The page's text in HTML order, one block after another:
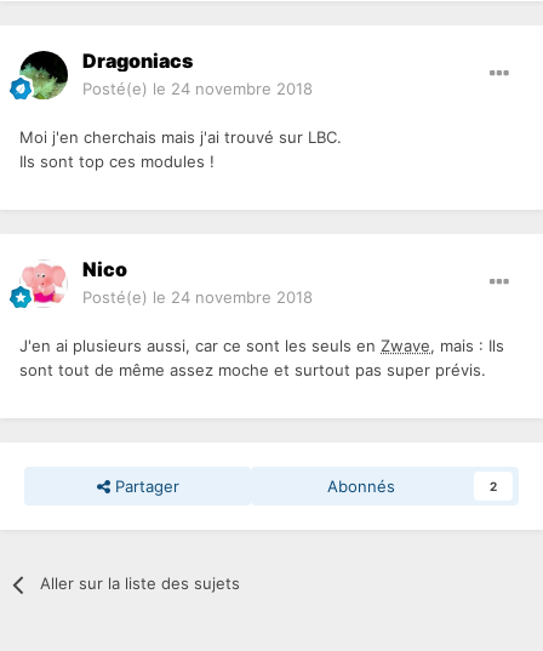
Dragoniacs
Posté(e) le 24 novembre 2018
Moi j'en cherchais mais j'ai trouvé sur LBC.
Ils sont top ces modules !
Nico
Posté(e) le 24 novembre 2018
J'en ai plusieurs aussi, car ce sont les seuls en Zwave, mais : Ils
sont tout de même assez moche et surtout pas super prévis.
Partager Abonnés 2
Aller sur la liste des sujets